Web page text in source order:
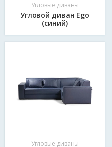
Угловые диваны
Угловой диван Ego
(синий)
Угловые диваны